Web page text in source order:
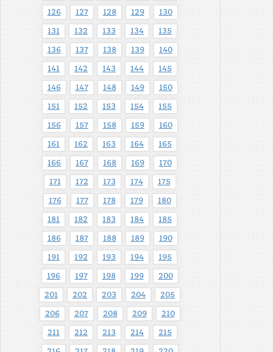
126 127 128 129 130
131 132 133 134 135
136 137 138 139 140
141 142 143 144 145
146 147 148 149 150
151 152 153 154 155
156 157 158 159 160
161 162 163 164 165
166 167 168 169 170
171 172 173 174 175
176 177 178 179 180
181 182 183 184 185
186 187 188 189 190
191 192 193 194 195
196 197 198 199 200
201 202 203 204 205
206 207 208 209 210
211 212 213 214 215